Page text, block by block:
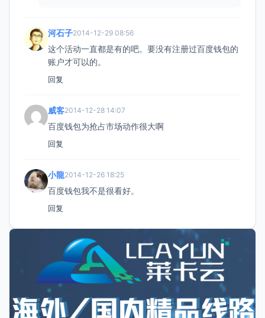
河石子2014-12-29 08:56
这个活动一直都是有的吧。要没有注册过百度钱包的
账户才可以的。
回复
威客2014-12-28 14:07
百度钱包为抢占市场动作很大啊
回复
小龍2014-12-26 18:25
百度钱包我不是很看好。
回复